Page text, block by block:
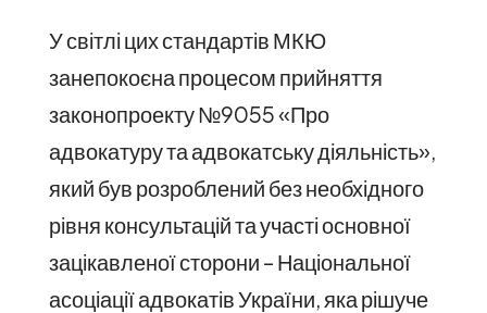
У світлі цих стандартів МКЮ
занепокоєна процесом прийняття
законопроекту №9055 «Про
адвокатуру та адвокатську діяльність»,
який був розроблений без необхідного
рівня консультацій та участі основної
зацікавленої сторони – Національної
асоціації адвокатів України, яка рішуче